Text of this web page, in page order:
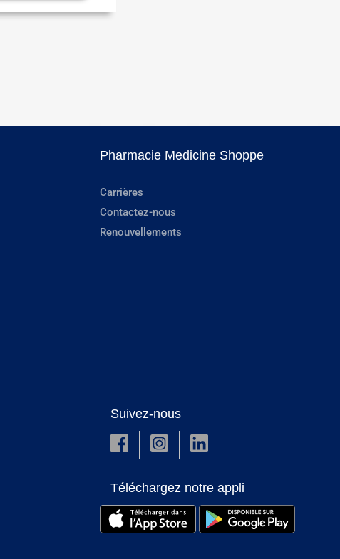
Pharmacie Medicine Shoppe
Carrières
Contactez-nous
Renouvellements
Suivez-nous
Téléchargez notre appli